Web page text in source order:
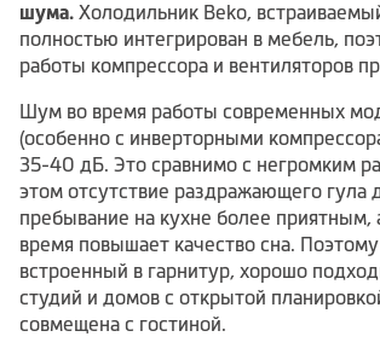
шума. Холодильник Beko,
полностью интегрирован в мебель,
работы компрессора и вентиляторов
Шум во время работы современных
(особенно с инверторными
35-40 дБ. Это сравнимо с негромким
этом отсутствие раздражающего гула
пребывание на кухне более приятным,
время повышает качество сна.
встроенный в гарнитур, хорошо
студий и домов с открытой
совмещена с гостиной.